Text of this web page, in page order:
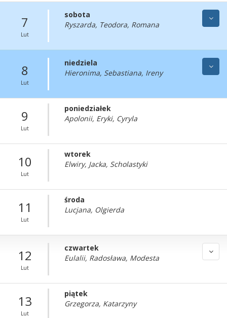
7
Lut
sobota
Ryszarda, Teodora, Romana
8
Lut
niedziela
Hieronima, Sebastiana, Ireny
9
Lut
poniedziałek
Apolonii, Eryki, Cyryla
10
Lut
wtorek
Elwiry, Jacka, Scholastyki
11
Lut
środa
Lucjana, Olgierda
12
Lut
czwartek
Eulalii, Radosława, Modesta
13
Lut
piątek
Grzegorza, Katarzyny